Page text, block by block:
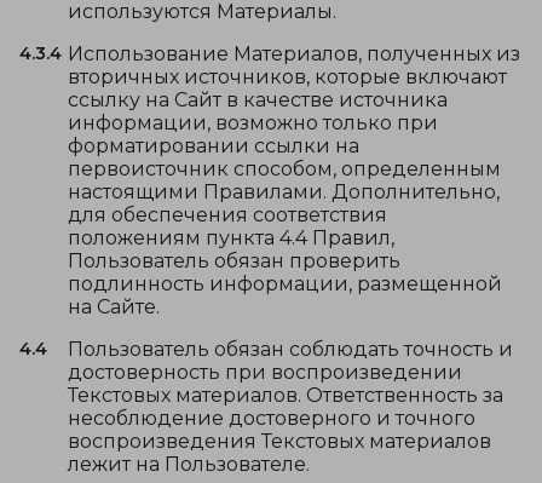
используются Материалы.
4.3.4 Использование Материалов, полученных из
вторичных источников, которые включают
ссылку на Сайт в качестве источника
информации, возможно только при
форматировании ссылки на
первоисточник способом, определенным
настоящими Правилами. Дополнительно,
для обеспечения соответствия
положениям пункта 4.4 Правил,
Пользователь обязан проверить
подлинность информации, размещенной
на Сайте.
4.4
Пользователь обязан соблюдать точность и
достоверность при воспроизведении
Текстовых материалов. Ответственность за
несоблюдение достоверного и точного
воспроизведения Текстовых материалов
лежит на Пользователе.